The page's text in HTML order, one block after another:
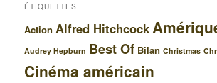
ÉTIQUETTES
Action Alfred Hitchcock
Audrey Hepburn Best Of Bilan Christmas
Cinéma américain